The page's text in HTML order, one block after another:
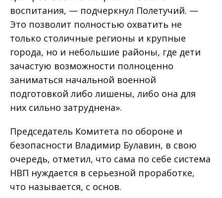
воспитания, — подчеркнул Полетучий. —
Это позволит полностью охватить не
только столичные регионы и крупные
города, но и небольшие районы, где дети
зачастую возможности полноценно
заниматься начальной военной
подготовкой либо лишены, либо она для
них сильно затруднена».
Председатель Комитета по обороне и
безопасности Владимир Булавин, в свою
очередь, отметил, что сама по себе система
НВП нуждается в серьезной проработке,
что называется, с основ.